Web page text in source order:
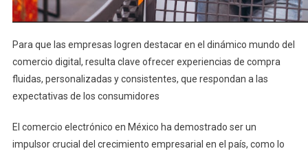
Para que las empresas logren destacar en el dinámico mundo del
comercio digital, resulta clave ofrecer experiencias de compra
fluidas, personalizadas y consistentes, que respondan a las
expectativas de los consumidores
El comercio electrónico en México ha demostrado ser un
impulsor crucial del crecimiento empresarial en el país, como lo